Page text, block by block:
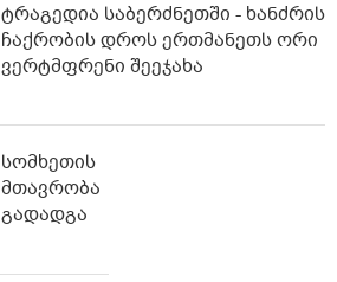
ტრაგედია საბერძნეთში - ხანძრის
ჩაქრობის დროს ერთმანეთს ორი
ვერტმფრენი შეეჯახა
სომხეთის
მთავრობა
გადადგა